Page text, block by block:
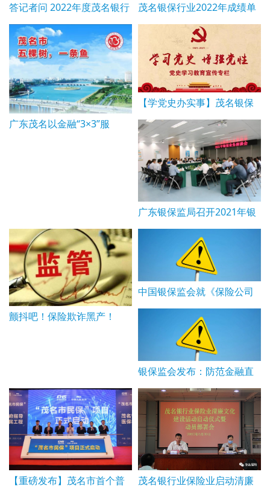
答记者问 2022年度茂名银行
业保险业 新闻通气会
茂名银保行业2022年成绩单
公布，支持实体经济贷款余
额逾千亿元
广东茂名以金融“3×3”服
【学党史办实事】茂名银保
监分局突出金融监管特色 用
真情实意为群众办实事办好
事
广东银保监局召开2021年银
保业务座谈会
颤抖吧！保险欺诈黑产！
​中国银保监会就《保险公司
董事、监事和高级管理人员
任职资格管理规定（征求意
见稿）》公开征求意见
银保监会发布：防范金融直
播营销有关风险的提示
【重磅发布】茂名市首个普
茂名银行业保险业启动清廉